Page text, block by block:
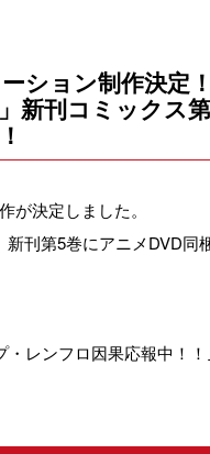
ション制作決定！
新刊コミックス
が決定しました。
刊第5巻にアニメDVD同
レンフロ因果応報中！